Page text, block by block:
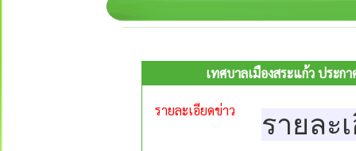
เทศบาลเมืองสระแก้ว ประก
รายละเอียดข่าว รายละ